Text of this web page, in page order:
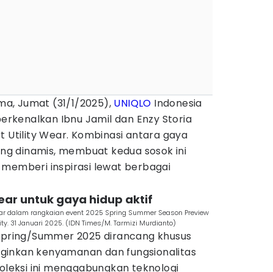
Jumat (31/1/2025), UNIQLO Indonesia
Ibnu Jamil dan Enzy Storia
Utility Wear. Kombinasi antara gaya
dinamis, membuat kedua sosok ini
inspirasi lewat berbagai
untuk gaya hidup aktif
dalam rangkaian event 2025 Spring Summer Season Preview
31 Januari 2025. (IDN Times/M. Tarmizi Murdianto)
Summer 2025 dirancang khusus
kenyamanan dan fungsionalitas
ini menggabungkan teknologi